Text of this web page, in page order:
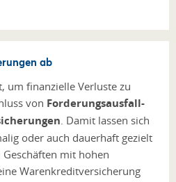
ab
um finanzielle Verluste zu
von Forderungsausfall-
. Damit lassen sich
oder auch dauerhaft gezielt
mit hohen
Warenkreditversicherung